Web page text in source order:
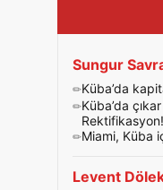
Sungur
Küba’da
Küba’da
Miami, Küba
Levent